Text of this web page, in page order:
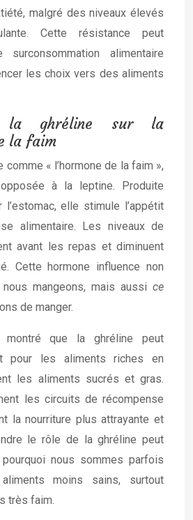
malgré des niveaux élevés
Cette résistance peut
alimentaire
les choix vers des aliments
la ghréline sur la
la faim
comme « l’hormone de la faim »,
à la leptine. Produite
l’estomac, elle stimule l’appétit
alimentaire. Les niveaux de
avant les repas et diminuent
Cette hormone influence non
nous mangeons, mais aussi ce
de manger.
que la ghréline peut
pour les aliments riches en
les aliments sucrés et gras.
les circuits de récompense
la nourriture plus attrayante et
le rôle de la ghréline peut
nous sommes parfois
moins sains, surtout
très faim.